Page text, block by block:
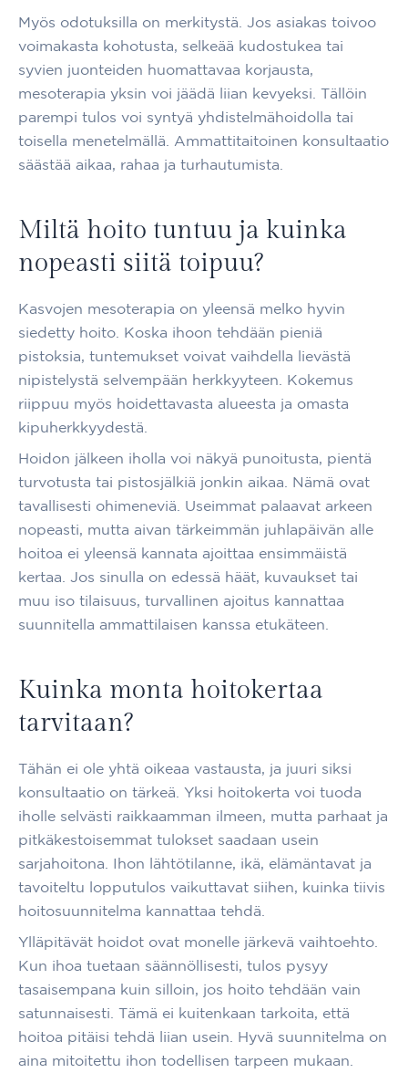
Myös odotuksilla on merkitystä. Jos asiakas toivoo
voimakasta kohotusta, selkeää kudostukea tai
syvien juonteiden huomattavaa korjausta,
mesoterapia yksin voi jäädä liian kevyeksi. Tällöin
parempi tulos voi syntyä yhdistelmähoidolla tai
toisella menetelmällä. Ammattitaitoinen konsultaatio
säästää aikaa, rahaa ja turhautumista.
Miltä hoito tuntuu ja kuinka
nopeasti siitä toipuu?
Kasvojen mesoterapia on yleensä melko hyvin
siedetty hoito. Koska ihoon tehdään pieniä
pistoksia, tuntemukset voivat vaihdella lievästä
nipistelystä selvempään herkkyyteen. Kokemus
riippuu myös hoidettavasta alueesta ja omasta
kipuherkkyydestä.
Hoidon jälkeen iholla voi näkyä punoitusta, pientä
turvotusta tai pistosjälkiä jonkin aikaa. Nämä ovat
tavallisesti ohimeneviä. Useimmat palaavat arkeen
nopeasti, mutta aivan tärkeimmän juhlapäivän alle
hoitoa ei yleensä kannata ajoittaa ensimmäistä
kertaa. Jos sinulla on edessä häät, kuvaukset tai
muu iso tilaisuus, turvallinen ajoitus kannattaa
suunnitella ammattilaisen kanssa etukäteen.
Kuinka monta hoitokertaa
tarvitaan?
Tähän ei ole yhtä oikeaa vastausta, ja juuri siksi
konsultaatio on tärkeä. Yksi hoitokerta voi tuoda
iholle selvästi raikkaamman ilmeen, mutta parhaat ja
pitkäkestoisemmat tulokset saadaan usein
sarjahoitona. Ihon lähtötilanne, ikä, elämäntavat ja
tavoiteltu lopputulos vaikuttavat siihen, kuinka tiivis
hoitosuunnitelma kannattaa tehdä.
Ylläpitävät hoidot ovat monelle järkevä vaihtoehto.
Kun ihoa tuetaan säännöllisesti, tulos pysyy
tasaisempana kuin silloin, jos hoito tehdään vain
satunnaisesti. Tämä ei kuitenkaan tarkoita, että
hoitoa pitäisi tehdä liian usein. Hyvä suunnitelma on
aina mitoitettu ihon todellisen tarpeen mukaan.